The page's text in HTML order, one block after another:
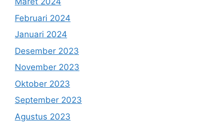
Februari 2024
Januari 2024
Desember 2023
November 2023
Oktober 2023
September 2023
Agustus 2023